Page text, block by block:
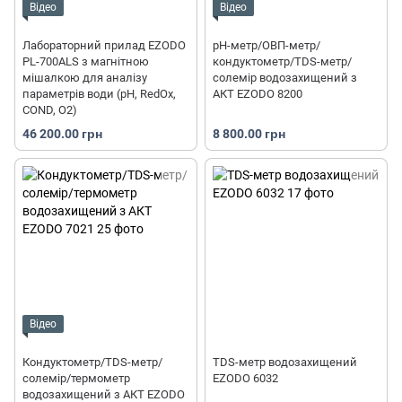
Відео
Лабораторний прилад EZODO
PL-700ALS з магнітною
мішалкою для аналізу
параметрів води (рН, RedOx,
COND, O2)
46 200.00 грн
Відео
pH-метр/ОВП-метр/
кондуктометр/TDS-метр/
солемір водозахищений з
АКТ EZODO 8200
8 800.00 грн
Відео
Кондуктометр/TDS-метр/
солемір/термометр
водозахищений з АКТ EZODO
TDS-метр водозахищений
EZODO 6032